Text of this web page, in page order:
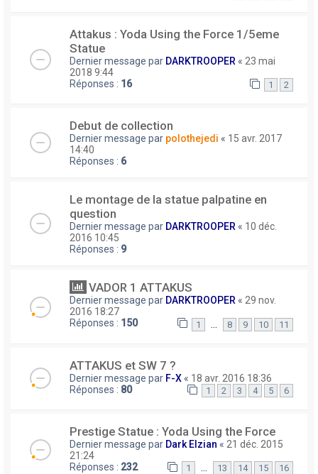
Attakus : Yoda Using the Force 1/5eme
Statue
Dernier message par DARKTROOPER « 23 mai
2018 9:44
Réponses : 16 1 2
Debut de collection
Dernier message par polothejedi « 15 avr. 2017
14:40
Réponses : 6
Le montage de la statue palpatine en
question
Dernier message par DARKTROOPER « 10 déc.
2016 10:45
Réponses : 9
VADOR 1 ATTAKUS
Dernier message par DARKTROOPER « 29 nov.
2016 18:27
Réponses : 150 1 8 9 10 11
ATTAKUS et SW 7 ?
Dernier message par F-X « 18 avr. 2016 18:36
Réponses : 80 1 2 3 4 5 6
Prestige Statue : Yoda Using the Force
Dernier message par Dark Elzian « 21 déc. 2015
21:24
Réponses : 232 1 13 14 15 16